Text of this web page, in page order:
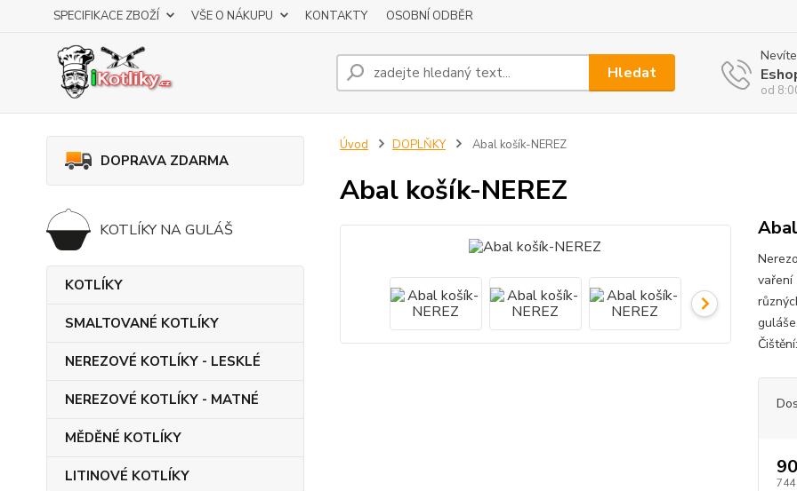
SPECIFIKACE ZBOŽÍ VŠE O NÁKUPU KONTAKTY OSOBNÍ ODBĚR
Hledat
od
DOPRAVA ZDARMA
KOTLÍKY NA GULÁŠ
KOTLÍKY
SMALTOVANÉ KOTLÍKY
NEREZOVÉ KOTLÍKY - LESKLÉ
NEREZOVÉ KOTLÍKY - MATNÉ
MĚDĚNÉ KOTLÍKY
LITINOVÉ KOTLÍKY
Úvod DOPLŇKY Abal košík-NEREZ
Abal košík-NEREZ
vaření
744